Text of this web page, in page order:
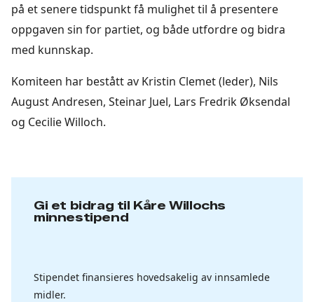
på et senere tidspunkt få mulighet til å presentere
oppgaven sin for partiet, og både utfordre og bidra
med kunnskap.
Komiteen har bestått av Kristin Clemet (leder), Nils
August Andresen, Steinar Juel, Lars Fredrik Øksendal
og Cecilie Willoch.
Gi et bidrag til Kåre Willochs
minnestipend
Stipendet finansieres hovedsakelig av innsamlede
midler.